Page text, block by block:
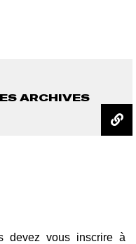
ARCHIVES
devez vous inscrire à